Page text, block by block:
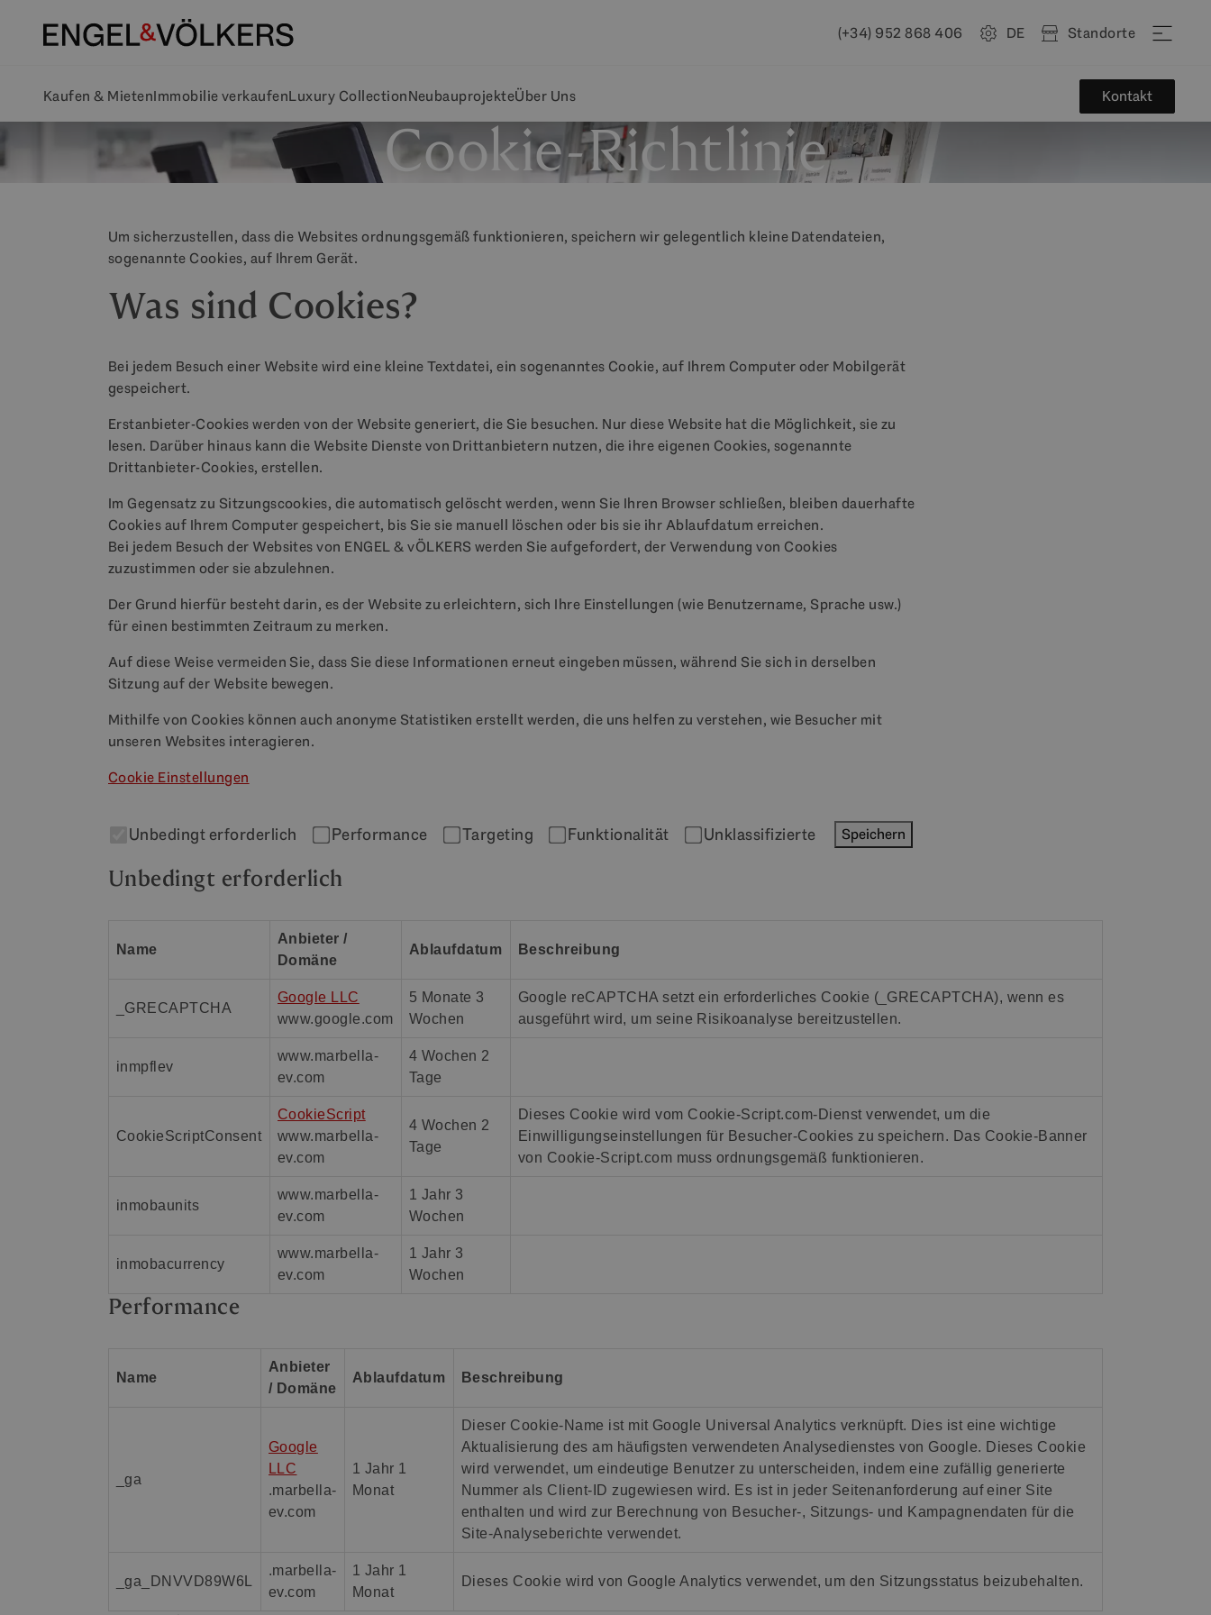
(+34) 952 868 406 DE Standorte
Kaufen & MietenImmobilie verkaufenLuxury CollectionNeubauprojekteÜber Uns Kontakt
Cookie-Richtlinie
Um sicherzustellen, dass die Websites ordnungsgemäß funktionieren, speichern wir gelegentlich kleine Datendateien,
sogenannte Cookies, auf Ihrem Gerät.
Was sind Cookies?
Bei jedem Besuch einer Website wird eine kleine Textdatei, ein sogenanntes Cookie, auf Ihrem Computer oder Mobilgerät
gespeichert.
Erstanbieter-Cookies werden von der Website generiert, die Sie besuchen. Nur diese Website hat die Möglichkeit, sie zu
lesen. Darüber hinaus kann die Website Dienste von Drittanbietern nutzen, die ihre eigenen Cookies, sogenannte
Drittanbieter-Cookies, erstellen.
Im Gegensatz zu Sitzungscookies, die automatisch gelöscht werden, wenn Sie Ihren Browser schließen, bleiben dauerhafte
Cookies auf Ihrem Computer gespeichert, bis Sie sie manuell löschen oder bis sie ihr Ablaufdatum erreichen.
Bei jedem Besuch der Websites von ENGEL & vÖLKERS werden Sie aufgefordert, der Verwendung von Cookies
zuzustimmen oder sie abzulehnen.
Der Grund hierfür besteht darin, es der Website zu erleichtern, sich Ihre Einstellungen (wie Benutzername, Sprache usw.)
für einen bestimmten Zeitraum zu merken.
Auf diese Weise vermeiden Sie, dass Sie diese Informationen erneut eingeben müssen, während Sie sich in derselben
Sitzung auf der Website bewegen.
Mithilfe von Cookies können auch anonyme Statistiken erstellt werden, die uns helfen zu verstehen, wie Besucher mit
unseren Websites interagieren.
Cookie Einstellungen
Unbedingt erforderlich Performance Targeting Funktionalität Unklassifizierte Speichern
Unbedingt erforderlich
Name
Anbieter /
Domäne
Ablaufdatum Beschreibung
_GRECAPTCHA
Google LLC
www.google.com
5 Monate 3
Wochen
Google reCAPTCHA setzt ein erforderliches Cookie (_GRECAPTCHA), wenn es
ausgeführt wird, um seine Risikoanalyse bereitzustellen.
inmpflev
www.marbella-
ev.com
4 Wochen 2
Tage
CookieScriptConsent
CookieScript
www.marbella-
ev.com
4 Wochen 2
Tage
Dieses Cookie wird vom Cookie-Script.com-Dienst verwendet, um die
Einwilligungseinstellungen für Besucher-Cookies zu speichern. Das Cookie-Banner
von Cookie-Script.com muss ordnungsgemäß funktionieren.
inmobaunits
www.marbella-
ev.com
1 Jahr 3
Wochen
inmobacurrency
www.marbella-
ev.com
1 Jahr 3
Wochen
Performance
Name
Anbieter
/ Domäne
Ablaufdatum Beschreibung
_ga
Google
LLC
.marbella-
ev.com
1 Jahr 1
Monat
Dieser Cookie-Name ist mit Google Universal Analytics verknüpft. Dies ist eine wichtige
Aktualisierung des am häufigsten verwendeten Analysedienstes von Google. Dieses Cookie
wird verwendet, um eindeutige Benutzer zu unterscheiden, indem eine zufällig generierte
Nummer als Client-ID zugewiesen wird. Es ist in jeder Seitenanforderung auf einer Site
enthalten und wird zur Berechnung von Besucher-, Sitzungs- und Kampagnendaten für die
Site-Analyseberichte verwendet.
_ga_DNVVD89W6L
.marbella-
ev.com
1 Jahr 1
Monat
Dieses Cookie wird von Google Analytics verwendet, um den Sitzungsstatus beizubehalten.